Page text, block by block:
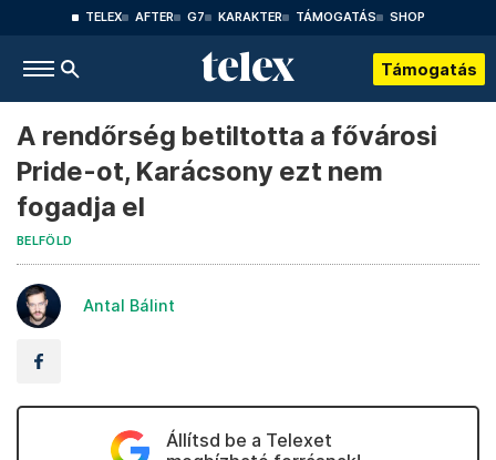
TELEX AFTER G7 KARAKTER TÁMOGATÁS SHOP
Támogatás
A rendőrség betiltotta a fővárosi
Pride-ot, Karácsony ezt nem
fogadja el
BELFÖLD
Antal Bálint
Állítsd be a Telexet